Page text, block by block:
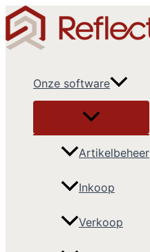
Ga
naar
de
Onze software
Artikelbeheer
Inkoop
Verkoop